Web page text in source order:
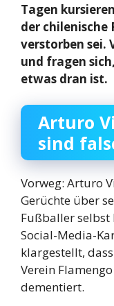
Tagen
der
verstorben sei.
und fragen
etwas dran ist.
Arturo
sind
Vorweg: Arturo
Gerüchte über
Fußballer selbst
Social-Media-
klargestellt,
Verein
dementiert.